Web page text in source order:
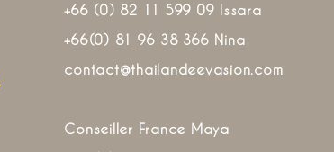
+66 (0) 82 11 599 09 Issara
+66(0) 81 96 38 366 Nina
contact@thailandeevasion.com
Conseiller France Maya